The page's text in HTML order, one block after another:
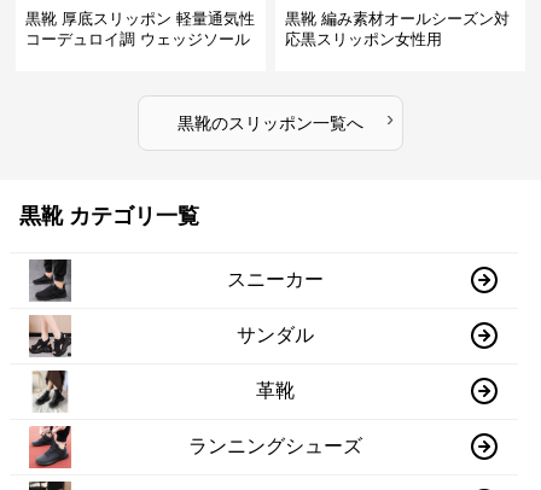
黒靴 厚底スリッポン 軽量通気性
コーデュロイ調 ウェッジソール
黒靴 編み素材オールシーズン対
応黒スリッポン女性用
黒靴のスリッポン一覧へ ›
黒靴 カテゴリ一覧
スニーカー
サンダル
革靴
ランニングシューズ